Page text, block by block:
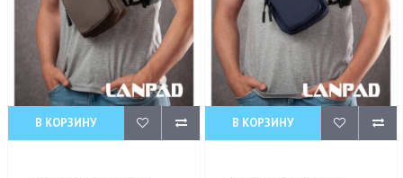
В КОРЗИНУ В КОРЗИНУ